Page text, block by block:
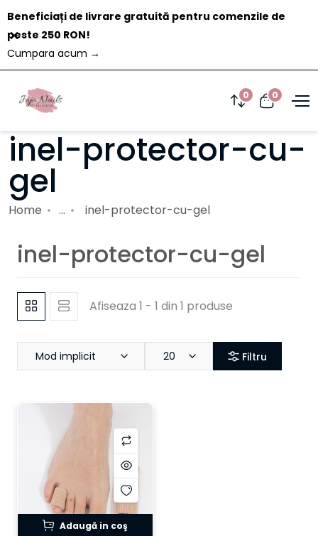
Beneficiați de livrare gratuită pentru comenzile de
peste 250 RON!
Cumpara acum →
Închide
0 0
inel-protector-cu-
gel
Home ... inel-protector-cu-gel
inel-protector-cu-gel
Afiseaza 1 - 1 din 1 produse
Mod implicit 20 Filtru
Adaugă in coş